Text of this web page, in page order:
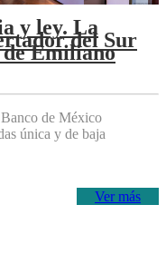
y ley. La
del Sur
de Emiliano
de México
única y de baja
Ver más